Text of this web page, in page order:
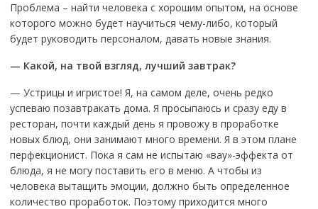
Проблема – найти человека с хорошим опытом, на основе
которого можно будет научиться чему-либо, который
будет руководить персоналом, давать новые знания.
— Какой, на твой взгляд, лучший завтрак?
— Устрицы и игристое! Я, на самом деле, очень редко
успеваю позавтракать дома. Я просыпаюсь и сразу еду в
ресторан, почти каждый день я провожу в проработке
новых блюд, они занимают много времени. Я в этом плане
перфекционист. Пока я сам не испытаю «вау»-эффекта от
блюда, я не могу поставить его в меню. А чтобы из
человека вытащить эмоции, должно быть определенное
количество проработок. Поэтому приходится много